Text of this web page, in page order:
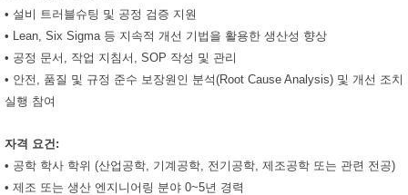
• 설비 트러블슈팅 및 공정 검증 지원
• Lean, Six Sigma 등 지속적 개선 기법을 활용한 생산성 향상
• 공정 문서, 작업 지침서, SOP 작성 및 관리
• 안전, 품질 및 규정 준수 보장원인 분석(Root Cause Analysis) 및 개선 조치
실행 참여
자격 요건:
• 공학 학사 학위 (산업공학, 기계공학, 전기공학, 제조공학 또는 관련 전공)
• 제조 또는 생산 엔지니어링 분야 0~5년 경력